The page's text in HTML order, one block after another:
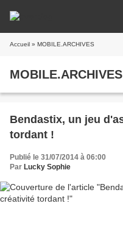
Accueil » MOBILE.ARCHIVES
MOBILE.ARCHIVES
Bendastix, un jeu
tordant !
Publié le 31/07/2014 à 06:00
Par Lucky Sophie